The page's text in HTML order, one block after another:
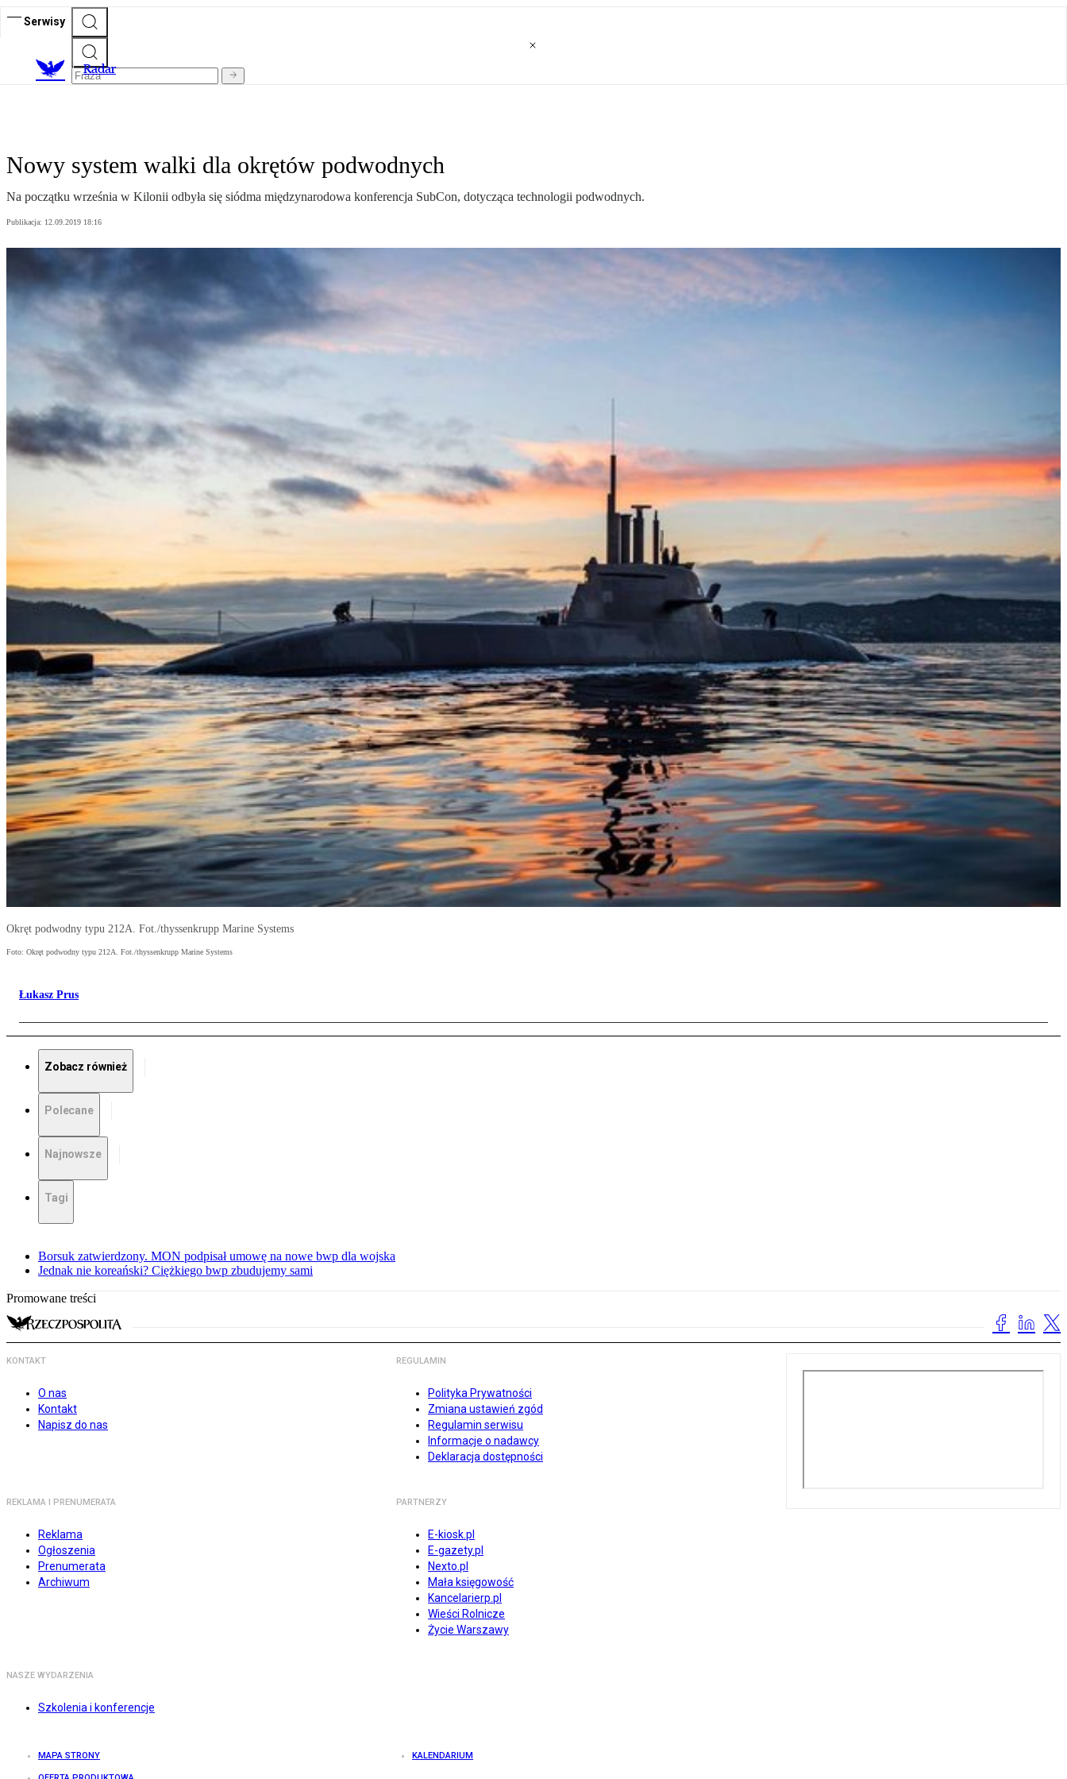
Serwisy
Radar
Nowy system walki dla okrętów podwodnych
Na początku września w Kilonii odbyła się siódma międzynarodowa konferencja SubCon, dotycząca technologii podwodnych.
Publikacja: 12.09.2019 18:16
Okręt podwodny typu 212A. Fot./thyssenkrupp Marine Systems
Foto: Okręt podwodny typu 212A. Fot./thyssenkrupp Marine Systems
Łukasz Prus
Zobacz również
Polecane
Najnowsze
Tagi
Borsuk zatwierdzony. MON podpisał umowę na nowe bwp dla wojska
Jednak nie koreański? Ciężkiego bwp zbudujemy sami
Promowane treści
KONTAKT
O nas
Kontakt
Napisz do nas
REGULAMIN
Polityka Prywatności
Zmiana ustawień zgód
Regulamin serwisu
Informacje o nadawcy
Deklaracja dostępności
REKLAMA I PRENUMERATA
Reklama
Ogłoszenia
Prenumerata
Archiwum
PARTNERZY
E-kiosk.pl
E-gazety.pl
Nexto.pl
Mała księgowość
Kancelarierp.pl
Wieści Rolnicze
Życie Warszawy
NASZE WYDARZENIA
Szkolenia i konferencje
MAPA STRONY KALENDARIUM